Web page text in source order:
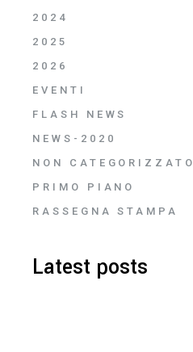
2024
2025
2026
EVENTI
FLASH NEWS
NEWS-2020
NON CATEGORIZZATO
PRIMO PIANO
RASSEGNA STAMPA
Latest posts